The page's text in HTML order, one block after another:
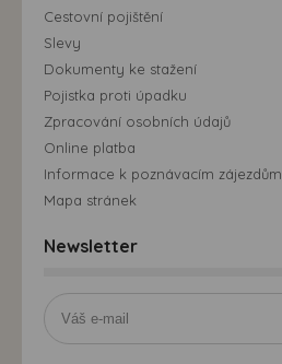
Cestovní pojištění
Slevy
Dokumenty ke stažení
Pojistka proti úpadku
Zpracování osobních údajů
Online platba
Informace k poznávacím zájezdům
Mapa stránek
Newsletter